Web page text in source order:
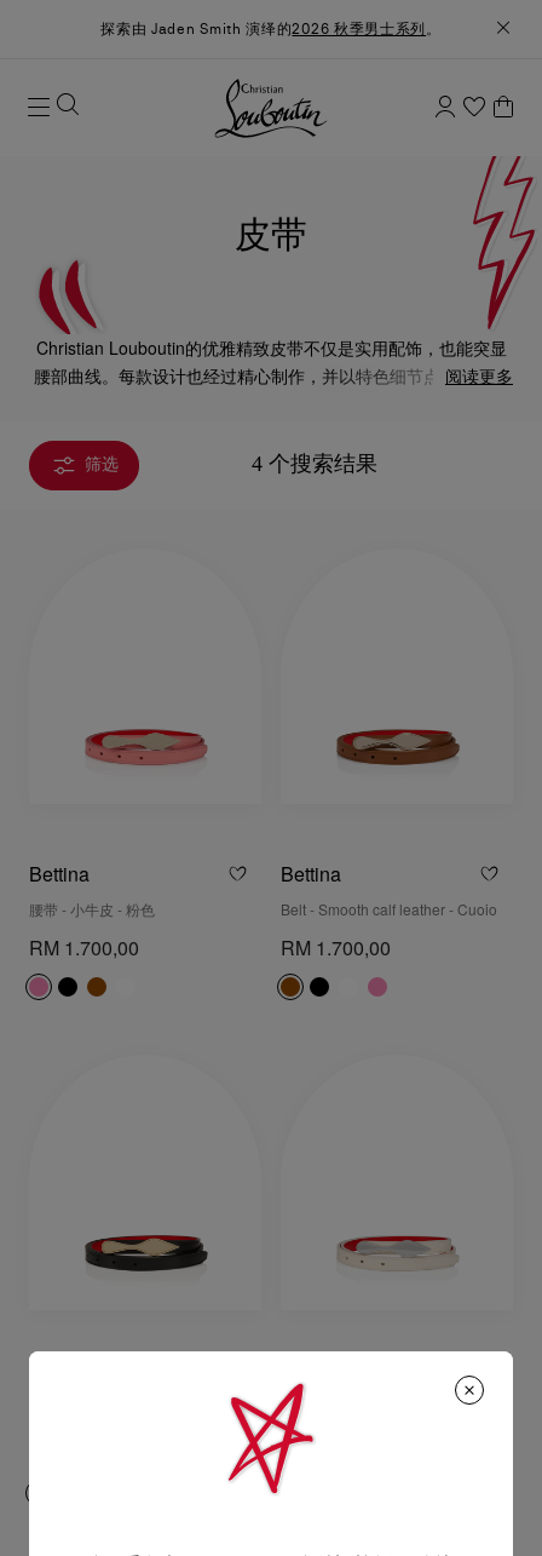
探索由 Jaden Smith 演绎的2026 秋季男士系列 。
皮带
Christian Louboutin的优雅精致皮带不仅是实用配饰，也能突显
腰部曲线。每款设计也经过精心制作，并以特色细节点缀，为造
阅读更多
筛选 4 个搜索结果
Bettina
腰带 - 小牛皮 - 粉色
RM 1.700,00
Bettina
Belt - Smooth calf leather - Cuoio
RM 1.700,00
Bettina
腰带 - 小牛皮 - Suzuran
RM 1.700,00